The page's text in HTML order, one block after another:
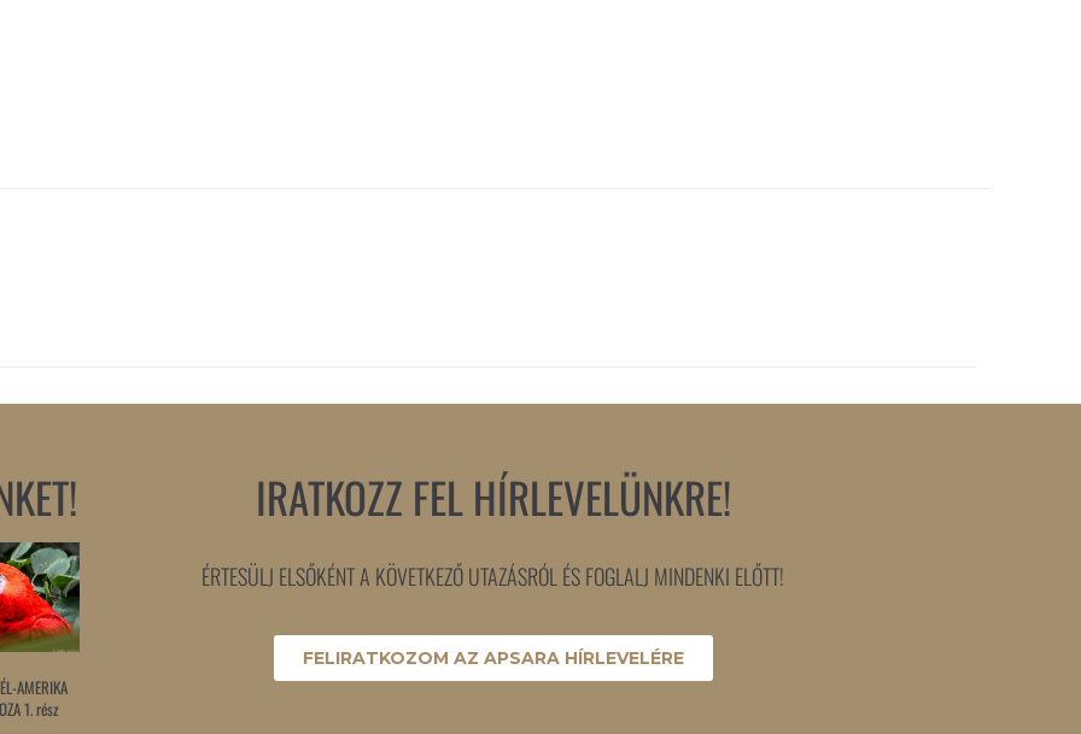
AMERIKA
1. rész
IRATKOZZ FEL HÍRLEVELÜNKRE!
ÉRTESÜLJ ELSŐKÉNT A KÖVETKEZŐ UTAZÁSRÓL ÉS FOGLALJ MINDENKI ELŐTT!
FELIRATKOZOM AZ APSARA HÍRLEVELÉRE